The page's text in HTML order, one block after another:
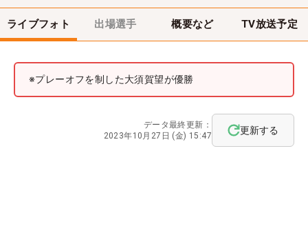
ライブフォト 出場選手 概要など TV放送予定
※プレーオフを制した大須賀望が優勝
データ最終更新：
2023年10月27日 (金) 15:47
更新する